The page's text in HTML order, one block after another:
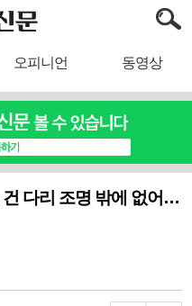
오피니언 동영상
다리 조명 밖에 없어…